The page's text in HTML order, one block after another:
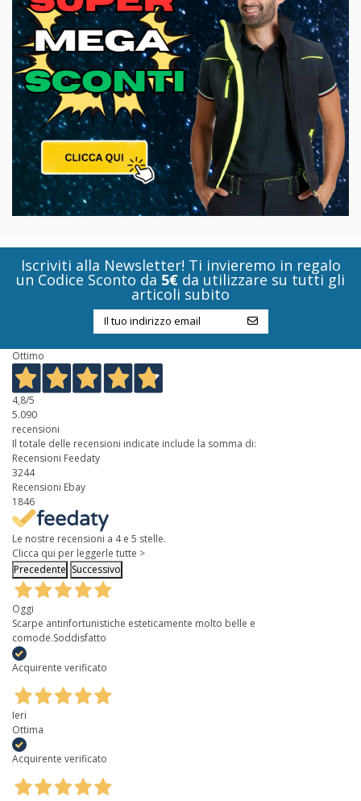
Iscriviti alla Newsletter! Ti invieremo in regalo
un Codice Sconto da 5€ da utilizzare su tutti gli
articoli subito
Ottimo
4,8/5
5.090
recensioni
Il totale delle recensioni indicate include la somma di:
Recensioni Feedaty
3244
Recensioni Ebay
1846
Le nostre recensioni a 4 e 5 stelle.
Clicca qui per leggerle tutte >
Precedente Successivo
Oggi
Scarpe antinfortunistiche esteticamente molto belle e
comode.Soddisfatto
Acquirente verificato
Ieri
Ottima
Acquirente verificato